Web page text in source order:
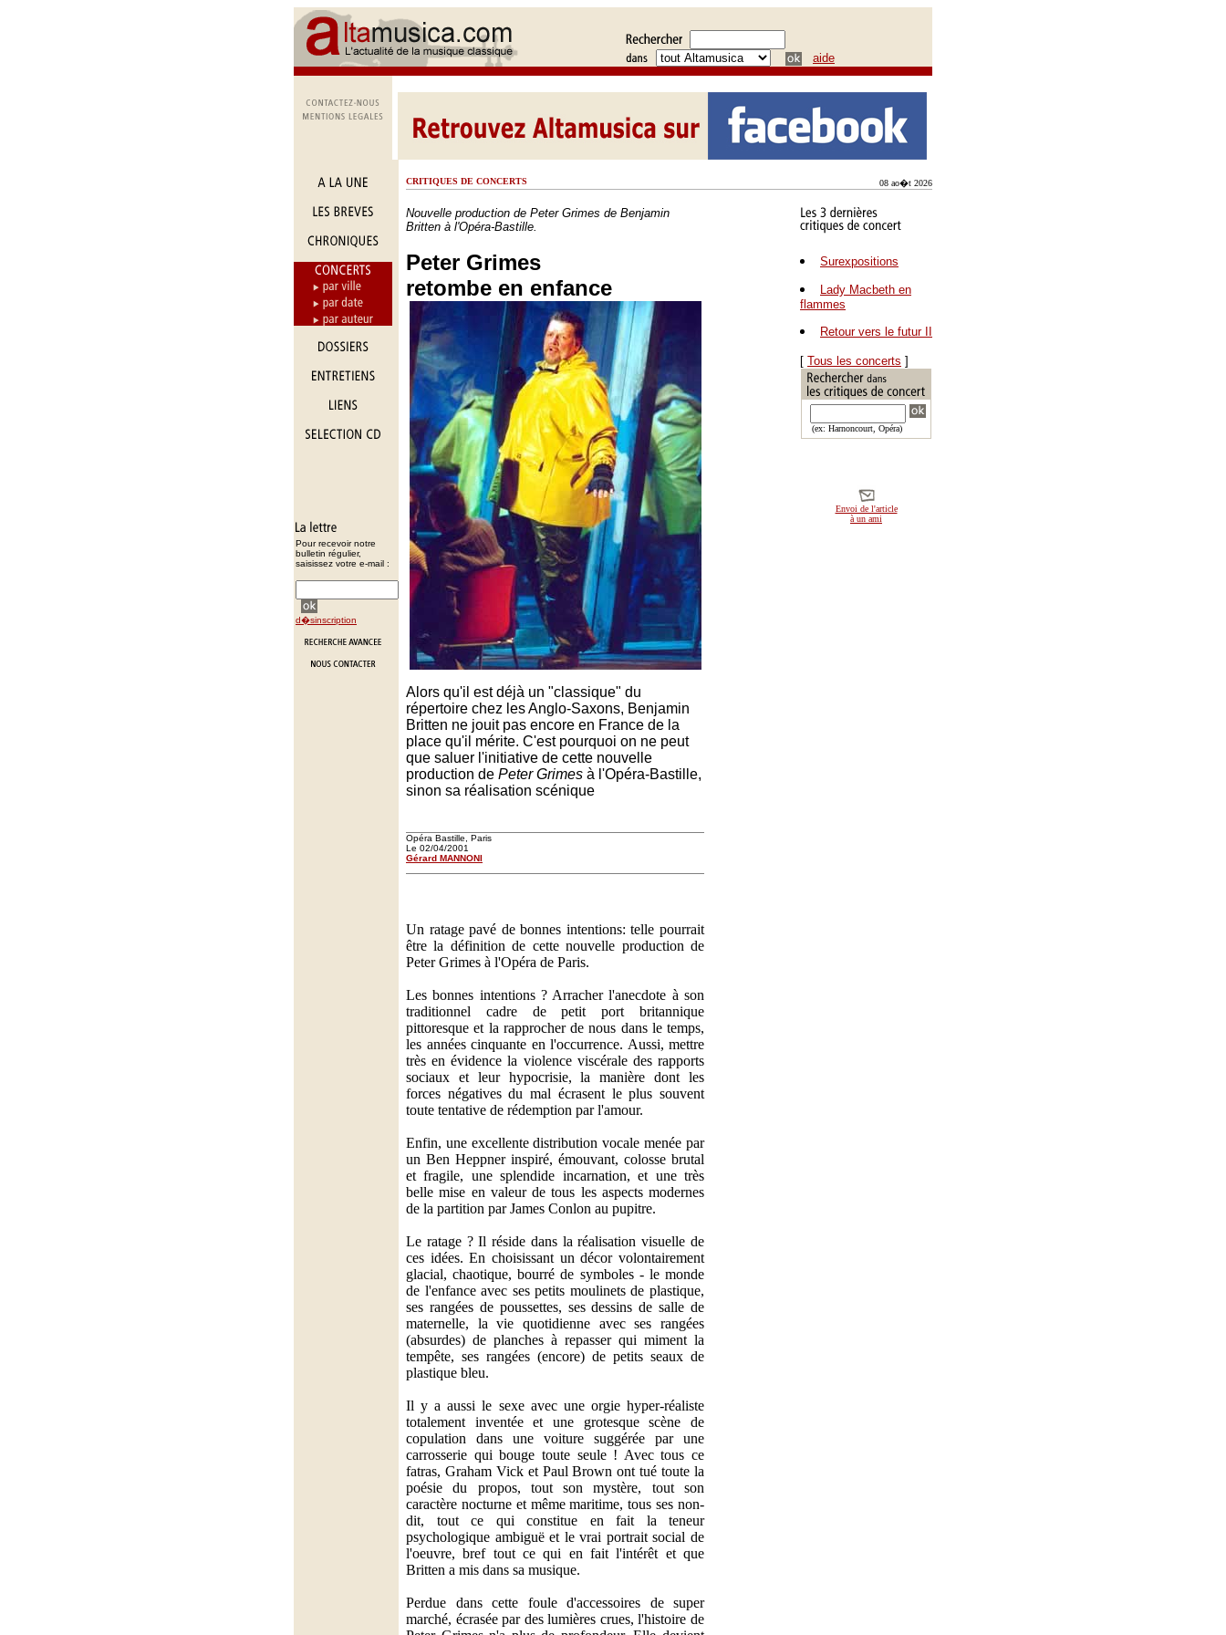
aide
Pour recevoir notre
bulletin régulier,
saisissez votre e-mail :
d�sinscription
CRITIQUES DE CONCERTS 08 ao�t 2026
Nouvelle production de Peter Grimes de Benjamin
Britten à l'Opéra-Bastille.
Peter Grimes
retombe en enfance
Alors qu'il est déjà un "classique" du
répertoire chez les Anglo-Saxons, Benjamin
Britten ne jouit pas encore en France de la
place qu'il mérite. C'est pourquoi on ne peut
que saluer l'initiative de cette nouvelle
production de Peter Grimes à l'Opéra-Bastille,
sinon sa réalisation scénique
Opéra Bastille, Paris
Le 02/04/2001
Gérard MANNONI
Surexpositions
Lady Macbeth en
flammes
Retour vers le futur II
[ Tous les concerts ]
(ex: Harnoncourt, Opéra)
Envoi de l'article
à un ami
Un ratage pavé de bonnes intentions: telle pourrait
être la définition de cette nouvelle production de
Peter Grimes à l'Opéra de Paris.
Les bonnes intentions ? Arracher l'anecdote à son
traditionnel cadre de petit port britannique
pittoresque et la rapprocher de nous dans le temps,
les années cinquante en l'occurrence. Aussi, mettre
très en évidence la violence viscérale des rapports
sociaux et leur hypocrisie, la manière dont les
forces négatives du mal écrasent le plus souvent
toute tentative de rédemption par l'amour.
Enfin, une excellente distribution vocale menée par
un Ben Heppner inspiré, émouvant, colosse brutal
et fragile, une splendide incarnation, et une très
belle mise en valeur de tous les aspects modernes
de la partition par James Conlon au pupitre.
Le ratage ? Il réside dans la réalisation visuelle de
ces idées. En choisissant un décor volontairement
glacial, chaotique, bourré de symboles - le monde
de l'enfance avec ses petits moulinets de plastique,
ses rangées de poussettes, ses dessins de salle de
maternelle, la vie quotidienne avec ses rangées
(absurdes) de planches à repasser qui miment la
tempête, ses rangées (encore) de petits seaux de
plastique bleu.
Il y a aussi le sexe avec une orgie hyper-réaliste
totalement inventée et une grotesque scène de
copulation dans une voiture suggérée par une
carrosserie qui bouge toute seule ! Avec tous ce
fatras, Graham Vick et Paul Brown ont tué toute la
poésie du propos, tout son mystère, tout son
caractère nocturne et même maritime, tous ses non-
dit, tout ce qui constitue en fait la teneur
psychologique ambiguë et le vrai portrait social de
l'oeuvre, bref tout ce qui en fait l'intérêt et que
Britten a mis dans sa musique.
Perdue dans cette foule d'accessoires de super
marché, écrasée par des lumières crues, l'histoire de